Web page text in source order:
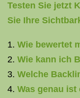
Testen Sie jetzt
Sie Ihre
Wie bewertet
Wie kann ich
Welche
Was genau